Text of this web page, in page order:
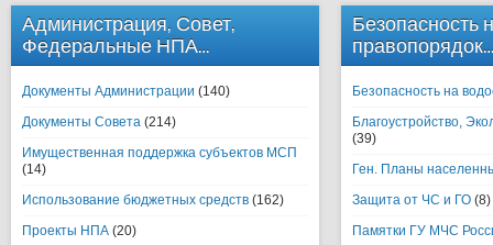
Администрация, Совет,
Федеральные НПА…
Документы Администрации (140)
Документы Совета (214)
Имущественная поддержка субъектов МСП
(14)
Использование бюджетных средств (162)
Проекты НПА (20)
Безопасность
Безопасность на
Благоустройство,
(39)
Ген. Планы
Защита от ЧС и ГО (8)
Памятки ГУ МЧС